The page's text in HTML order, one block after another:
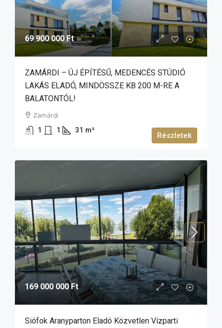
69 900 000 Ft
ZAMÁRDI – ÚJ ÉPÍTÉSŰ, MEDENCÉS STÚDIÓ
LAKÁS ELADÓ, MINDÖSSZE KB 200 M-RE A
BALATONTÓL!
Zamárdi
1 1 31 m²
Részletek
169 000 000 Ft
Siófok Aranyparton Eladó Közvetlen Vízparti